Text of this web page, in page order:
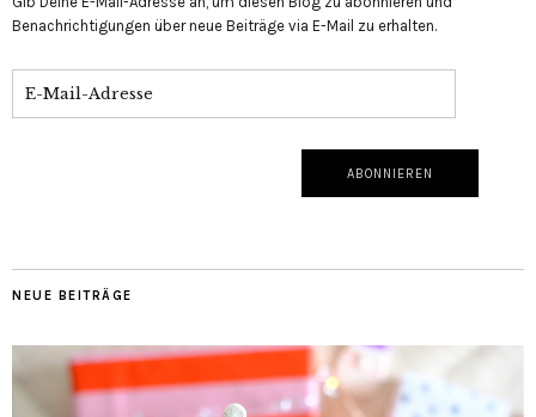
Benachrichtigungen über neue Beiträge via E-Mail zu erhalten.
NEUE BEITRÄGE